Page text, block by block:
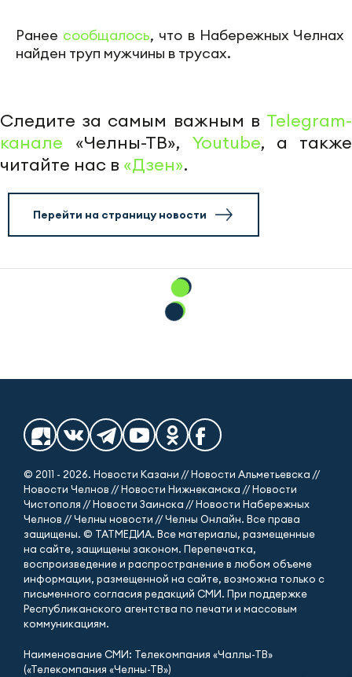
Ранее сообщалось, что в Набережных Челнах
найден труп мужчины в трусах.
Следите за самым важным в Telegram-
канале «Челны-ТВ», Youtube, а также
читайте нас в «Дзен».
Перейти на страницу новости
© 2011 - 2026. Новости Казани // Новости Альметьевска //
Новости Челнов // Новости Нижнекамска // Новости
Чистополя // Новости Заинска // Новости Набережных
Челнов // Челны новости // Челны Онлайн. Все права
защищены. © ТАТМЕДИА. Все материалы, размещенные
на сайте, защищены законом. Перепечатка,
воспроизведение и распространение в любом объеме
информации, размещенной на сайте, возможна только с
письменного согласия редакций СМИ. При поддержке
Республиканского агентства по печати и массовым
коммуникациям.
Наименование СМИ: Телекомпания «Чаллы-ТВ»
(«Телекомпания «Челны-ТВ»)